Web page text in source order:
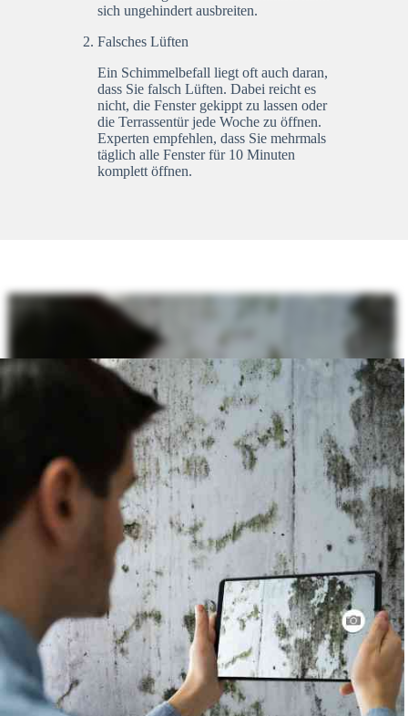
sich ungehindert ausbreiten.
Falsches Lüften
Ein Schimmelbefall liegt oft auch daran,
dass Sie falsch Lüften. Dabei reicht es
nicht, die Fenster gekippt zu lassen oder
die Terrassentür jede Woche zu öffnen.
Experten empfehlen, dass Sie mehrmals
täglich alle Fenster für 10 Minuten
komplett öffnen.